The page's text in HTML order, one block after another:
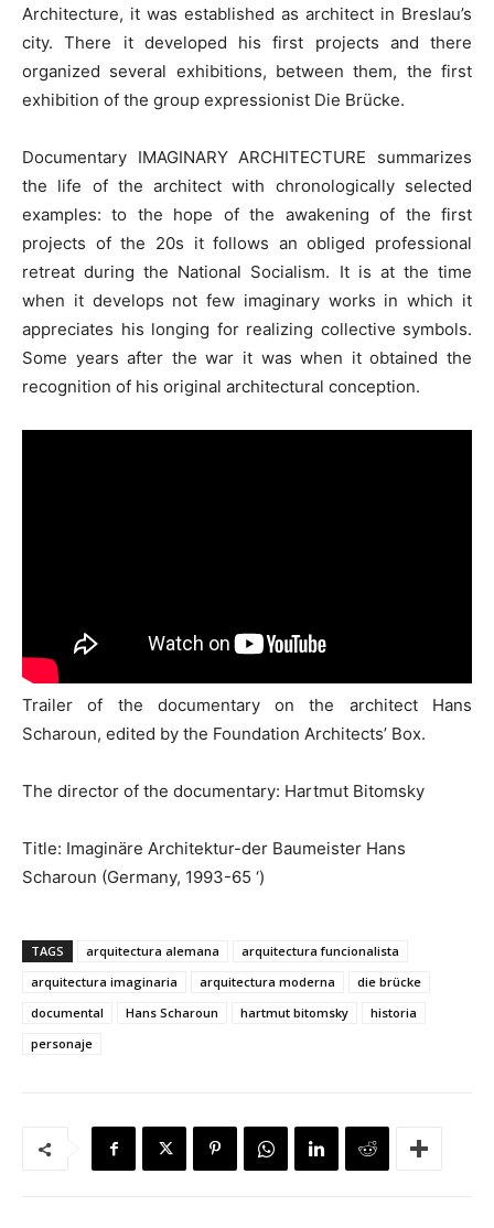
Architecture, it was established as architect in Breslau’s
city. There it developed his first projects and there
organized several exhibitions, between them, the first
exhibition of the group expressionist Die Brücke.
Documentary IMAGINARY ARCHITECTURE summarizes
the life of the architect with chronologically selected
examples: to the hope of the awakening of the first
projects of the 20s it follows an obliged professional
retreat during the National Socialism. It is at the time
when it develops not few imaginary works in which it
appreciates his longing for realizing collective symbols.
Some years after the war it was when it obtained the
recognition of his original architectural conception.
Trailer of the documentary on the architect Hans
Scharoun, edited by the Foundation Architects’ Box.
The director of the documentary: Hartmut Bitomsky
Title: Imaginäre Architektur-der Baumeister Hans
Scharoun (Germany, 1993-65 ‘)
TAGS arquitectura alemana
arquitectura funcionalista
arquitectura imaginaria
arquitectura moderna
die brücke
documental
Hans Scharoun hartmut bitomsky
historia
personaje